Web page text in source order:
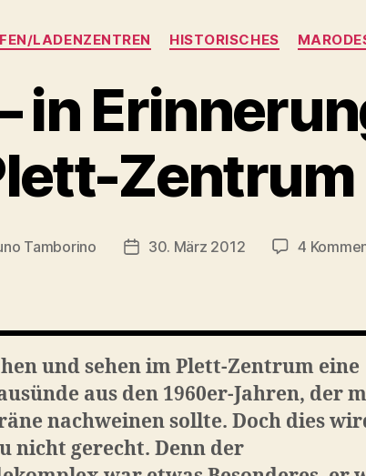
Kategorien
LADENZENTREN HISTORISCHES
in
Zentrum
Tamborino Veröffentlichungsdatum
30. März 2012 4
und sehen im Plett-Zentrum eine
aus den 1960er-Jahren, der
nachweinen sollte. Doch dies
nicht gerecht. Denn der